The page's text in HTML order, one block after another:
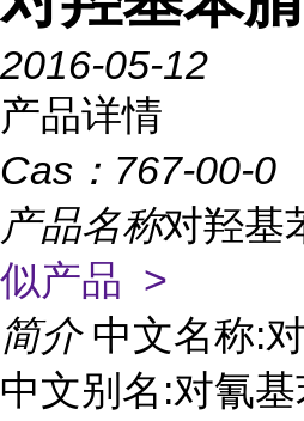
2016-05-12
产品详情
Cas： 767-00-0
产品名称对羟基
似产品 >
简介 中文名称:
中文别名:对氰